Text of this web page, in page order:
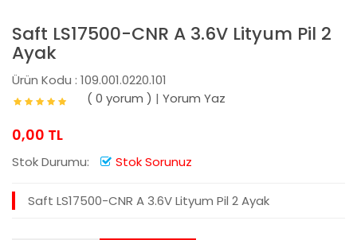
Saft LS17500-CNR A 3.6V Lityum Pil 2
Ayak
Ürün Kodu : 109.001.0220.101
( 0 yorum ) | Yorum Yaz
0,00 TL
Stok Durumu: Stok Sorunuz
Saft LS17500-CNR A 3.6V Lityum Pil 2 Ayak